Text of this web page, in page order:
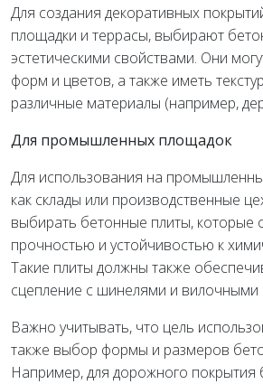
Для создания декоративных
площадки и террасы, выбирают
эстетическими свойствами. Они
форм и цветов, а также иметь
различные материалы (например,
Для промышленных площадок
Для использования на
как склады или производственные
выбирать бетонные плиты, которые
прочностью и устойчивостью к
Такие плиты должны также
сцепление с шинелями и вилочными
Важно учитывать, что цель
также выбор формы и размеров
Например, для дорожного покрытия